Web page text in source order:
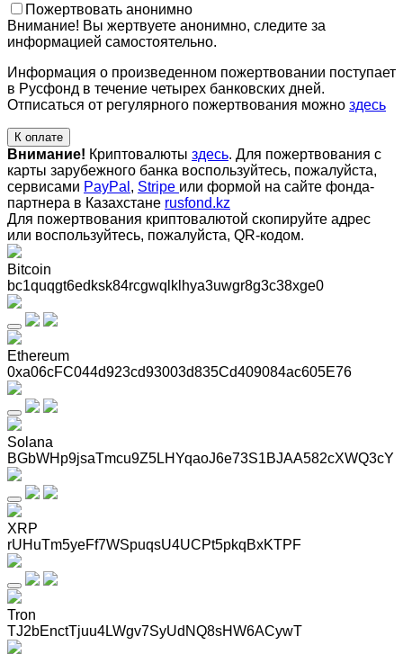
Пожертвовать анонимно
Внимание! Вы жертвуете анонимно, следите за
информацией самостоятельно.
Информация о произведенном пожертвовании поступает
в Русфонд в течение четырех банковских дней.
Отписаться от регулярного пожертвования можно здесь
К оплате
Внимание! Криптовалюты здесь. Для пожертвования с
карты зарубежного банка воспользуйтесь, пожалуйста,
сервисами PayPal , Stripe или формой на сайте фонда-
партнера в Казахстане rusfond.kz
Для пожертвования криптовалютой скопируйте адрес
или воспользуйтесь, пожалуйста, QR-кодом.
Bitcoin
bc1quqgt6edksk84rcgwqlklhya3uwgr8g3c38xge0
Ethereum
0xa06cFC044d923cd93003d835Cd409084ac605E76
Solana
BGbWHp9jsaTmcu9Z5LHYqaoJ6e73S1BJAA582cXWQ3cY
XRP
rUHuTm5yeFf7WSpuqsU4UCPt5pkqBxKTPF
Tron
TJ2bEnctTjuu4LWgv7SyUdNQ8sHW6ACywT